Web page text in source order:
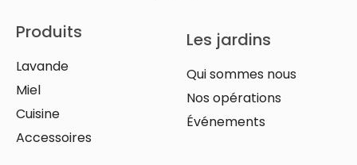
Produits
Lavande
Miel
Cuisine
Accessoires
Les jardins
Qui sommes nous
Nos opérations
Événements